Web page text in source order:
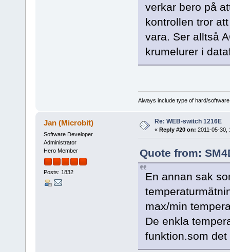
verkar bero på
kontrollen tror
vara. Ser alltså
krumelurer i
Always include type of hard/
Jan (Microbit)
Software Developer
Administrator
Hero Member
Posts: 1832
Re: WEB-switch 1216E
« Reply #20 on: 2011-05-30,
Quote from:
En annan sak
max/min
De enkla
funktion.som